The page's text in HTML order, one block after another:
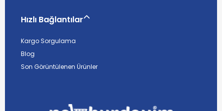
Hızlı Bağlantılar
Kargo Sorgulama
Blog
Son Görüntülenen Ürünler